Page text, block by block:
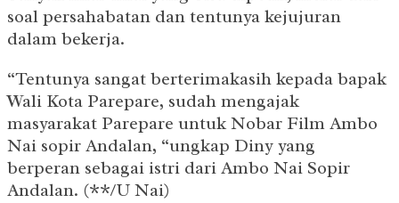
soal persahabatan dan tentunya kejujuran
dalam bekerja.
“Tentunya sangat berterimakasih kepada bapak
Wali Kota Parepare, sudah mengajak
masyarakat Parepare untuk Nobar Film Ambo
Nai sopir Andalan, “ungkap Diny yang
berperan sebagai istri dari Ambo Nai Sopir
Andalan. (**/U Nai)